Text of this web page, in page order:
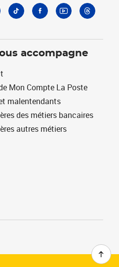
accompagne
Mon Compte La Poste
malentendants
des métiers bancaires
autres métiers